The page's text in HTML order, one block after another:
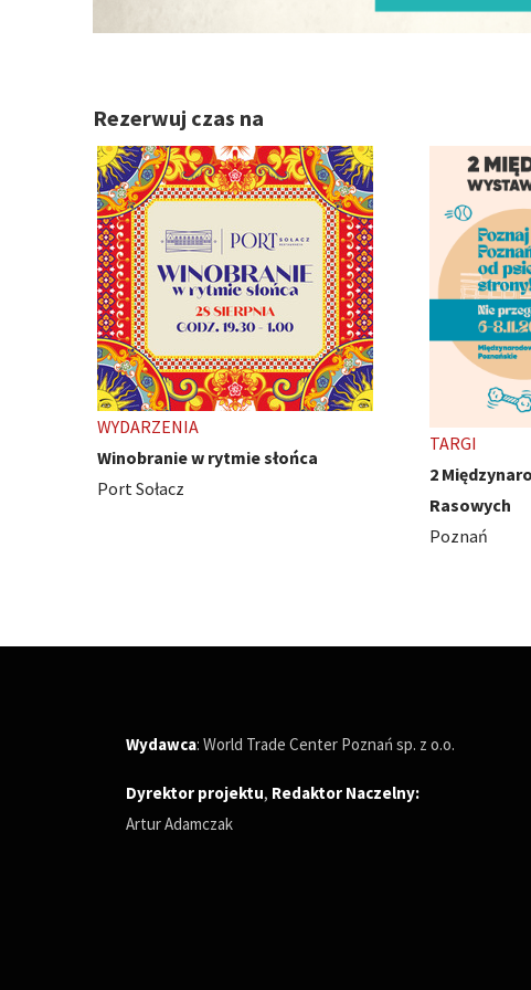
Rezerwuj czas na
2 Międzynarodowe Wystawy Psów
WYDARZENIA
Ivest Cuffs
Poznań
Wydawca: World Trade Center Poznań sp. z o.o.
Dyrektor projektu, Redaktor Naczelny:
Artur Adamczak